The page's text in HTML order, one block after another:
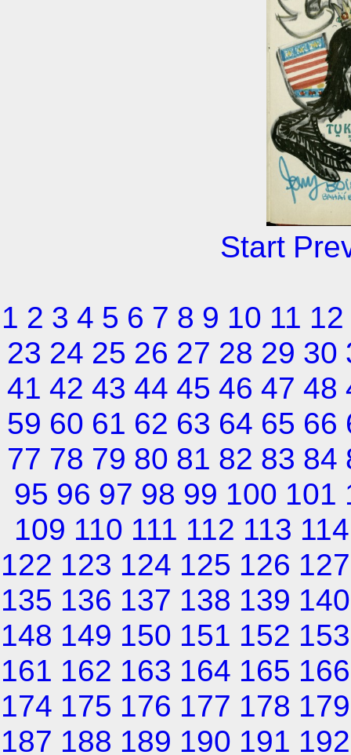
Start
1 2 3 4 5 6 7 8 9 10 11 12
23 24 25 26 27 28 29 30
41 42 43 44 45 46 47 48
59 60 61 62 63 64 65 66
77 78 79 80 81 82 83 84
95 96 97 98 99 100 101
109 110 111 112 113 114
122 123 124 125 126 127
135 136 137 138 139 140
148 149 150 151 152 153
161 162 163 164 165 166
174 175 176 177 178 179
187 188 189 190 191 192